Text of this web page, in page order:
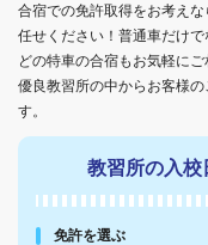
合宿での免許取得をお考え
任せください！普通車だけ
どの特車の合宿もお気軽に
優良教習所の中からお客様
す。
教習所の入校
免許を選ぶ